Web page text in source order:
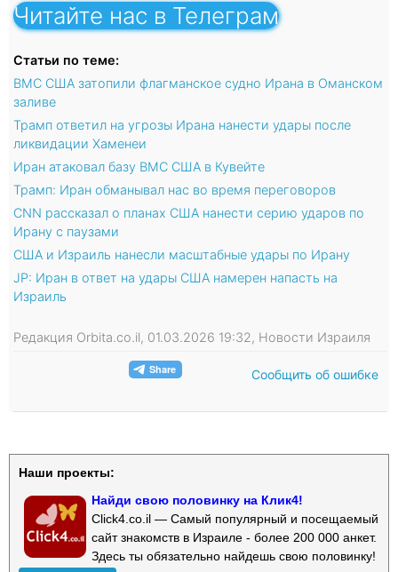
Читайте нас в Телеграм
Статьи по теме:
ВМС США затопили флагманское судно Ирана в Оманском
заливе
Трамп ответил на угрозы Ирана нанести удары после
ликвидации Хаменеи
Иран атаковал базу ВМС США в Кувейте
Трамп: Иран обманывал нас во время переговоров
CNN рассказал о планах США нанести серию ударов по
Ирану с паузами
США и Израиль нанесли масштабные удары по Ирану
JP: Иран в ответ на удары США намерен напасть на
Израиль
Редакция Orbita.co.il, 01.03.2026 19:32, Новости Израиля
Сообщить об ошибке
Наши проекты:
Найди свою половинку на Клик4!
Click4.co.il — Самый популярный и посещаемый
сайт знакомств в Израиле - более 200 000 анкет.
Здесь ты обязательно найдешь свою половинку!